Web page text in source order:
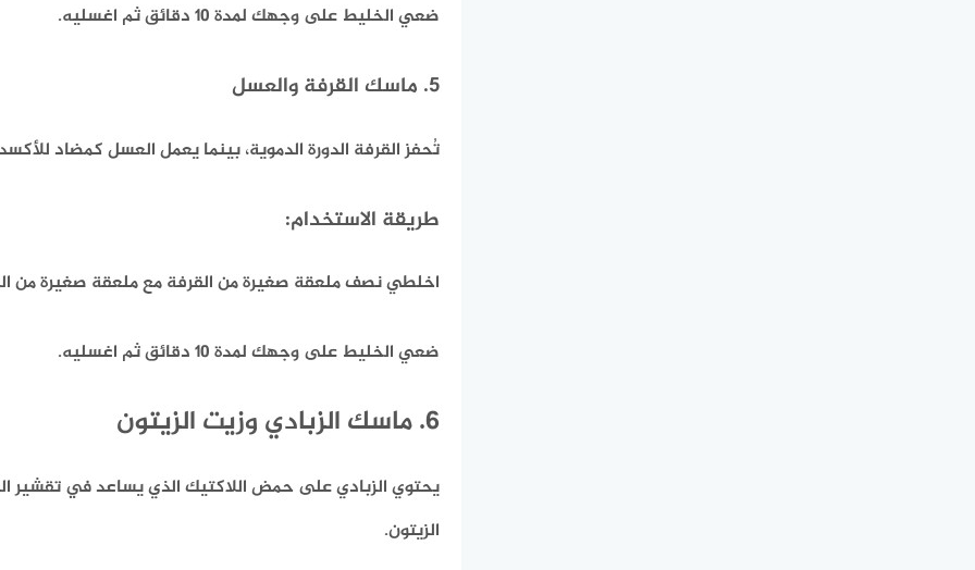
ضعي الخليط على وجهك لمدة 10 دقائق ثم اغسليه.
5. ماسك القرفة والعسل
تُحفز القرفة الدورة الدموية، بينما يعمل العسل كمضاد
طريقة الاستخدام:
اخلطي نصف ملعقة صغيرة من القرفة مع ملعقة صغيرة من
ضعي الخليط على وجهك لمدة 10 دقائق ثم اغسليه.
6. ماسك الزبادي وزيت الزيتون
يحتوي الزبادي على حمض اللاكتيك الذي يساعد في تقشير
الزيتون.